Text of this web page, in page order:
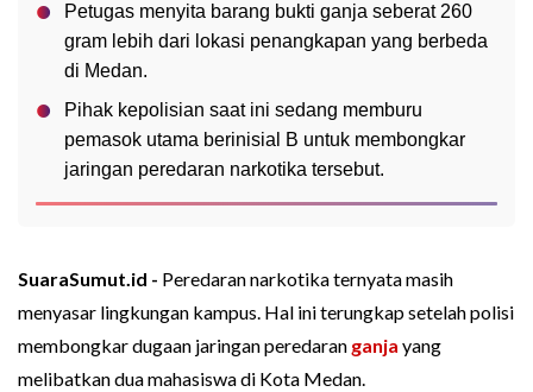
Petugas menyita barang bukti ganja seberat 260
gram lebih dari lokasi penangkapan yang berbeda
di Medan.
Pihak kepolisian saat ini sedang memburu
pemasok utama berinisial B untuk membongkar
jaringan peredaran narkotika tersebut.
SuaraSumut.id - Peredaran narkotika ternyata masih
menyasar lingkungan kampus. Hal ini terungkap setelah polisi
membongkar dugaan jaringan peredaran ganja yang
melibatkan dua mahasiswa di Kota Medan.